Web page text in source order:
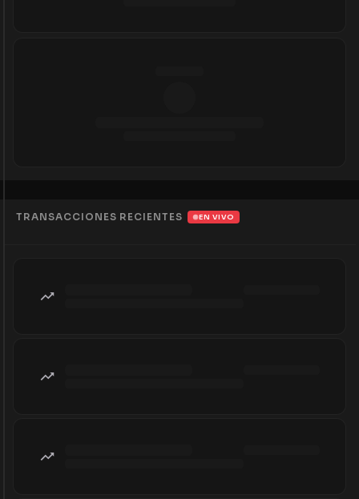
TRANSACCIONES RECIENTES EN VIVO